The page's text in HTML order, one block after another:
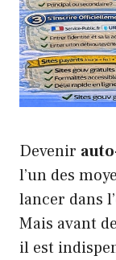
Devenir
l’un des
lancer dans
Mais avant
il est